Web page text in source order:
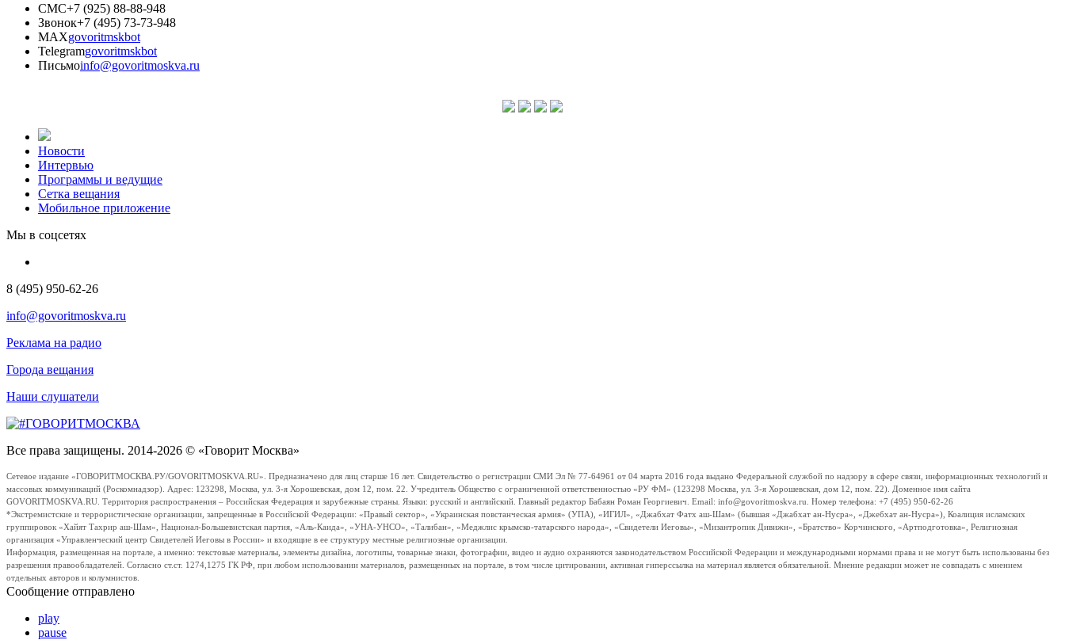
СМС+7 (925) 88-88-948
Звонок+7 (495) 73-73-948
MAXgovoritmskbot
Telegramgovoritmskbot
Письмоinfo@govoritmoskva.ru
Новости
Интервью
Программы и ведущие
Сетка вещания
Мобильное приложение
Мы в соцсетях
8 (495) 950-62-26
info@govoritmoskva.ru
Реклама на радио
Города вещания
Наши слушатели
Все права защищены. 2014-2026 © «Говорит Москва»
Сетевое издание «ГОВОРИТМОСКВА.РУ/GOVORITMOSKVA.RU». Предназначено для лиц старше 16 лет. Свидетельство о регистрации СМИ Эл № 77-64961 от 04 марта 2016 года выдано Федеральной службой по надзору в сфере связи, информационных технологий и
массовых коммуникаций (Роскомнадзор). Адрес: 123298, Москва, ул. 3-я Хорошевская, дом 12, пом. 22. Учредитель Общество с ограниченной ответственностью «РУ ФМ» (123298 Москва, ул. 3-я Хорошевская, дом 12, пом. 22). Доменное имя сайта
GOVORITMOSKVA.RU. Территория распространения – Российская Федерация и зарубежные страны. Языки: русский и английский. Главный редактор Бабаян Роман Георгиевич. Email: info@govoritmoskva.ru. Номер телефона: +7 (495) 950-62-26
*Экстремистские и террористические организации, запрещенные в Российской Федерации: «Правый сектор», «Украинская повстанческая армия» (УПА), «ИГИЛ», «Джабхат Фатх аш-Шам» (бывшая «Джабхат ан-Нусра», «Джебхат ан-Нусра»), Коалиция исламских
группировок «Хайят Тахрир аш-Шам», Национал-Большевистская партия, «Аль-Каида», «УНА-УНСО», «Талибан», «Меджлис крымско-татарского народа», «Свидетели Иеговы», «Мизантропик Дивижн», «Братство» Корчинского, «Артподготовка», Религиозная
организация «Управленческий центр Свидетелей Иеговы в России» и входящие в ее структуру местные религиозные организации.
Информация, размещенная на портале, а именно: текстовые материалы, элементы дизайна, логотипы, товарные знаки, фотографии, видео и аудио охраняются законодательством Российской Федерации и международными нормами права и не могут быть использованы без
разрешения правообладателей. Согласно ст.ст. 1274,1275 ГК РФ, при любом использовании материалов, размещенных на портале, в том числе цитировании, активная гиперссылка на материал является обязательной. Мнение редакции может не совпадать с мнением
отдельных авторов и колумнистов.
Сообщение отправлено
play
pause